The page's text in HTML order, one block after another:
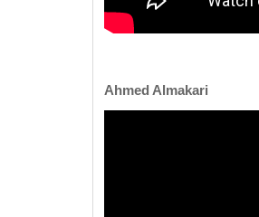
Ahmed Almakari